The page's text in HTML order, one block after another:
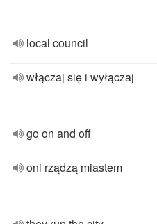
local council
włączaj się i wyłączaj
go on and off
oni rządzą miastem